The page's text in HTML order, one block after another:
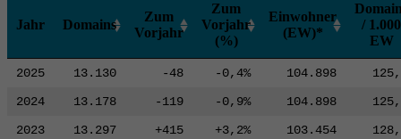
Jahr Domains
Zum
Vorjahr
Zum
Vorjahr
(%)
Einwohner
(EW)*
/ 1.000
EW
2025 13.130 -48 -0,4% 104.898
2024
13.178 -119 -0,9% 104.898
2023
13.297 +415 +3,2% 103.454